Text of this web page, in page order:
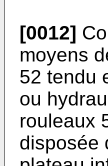
[0012]
moyens
52 tendu
ou
rouleaux
disposée